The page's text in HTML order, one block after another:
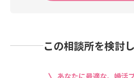
この相談所を検討
あなたに最適な、婚活